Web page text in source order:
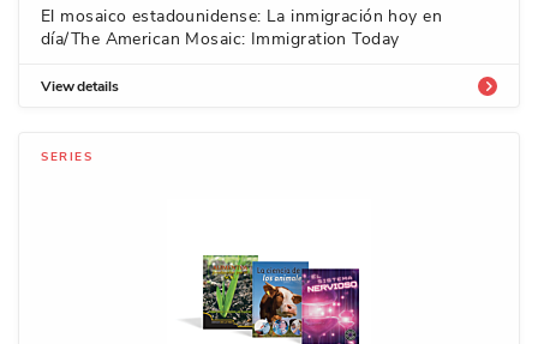
El mosaico estadounidense: La inmigración hoy en
día/The American Mosaic: Immigration Today
View details
SERIES